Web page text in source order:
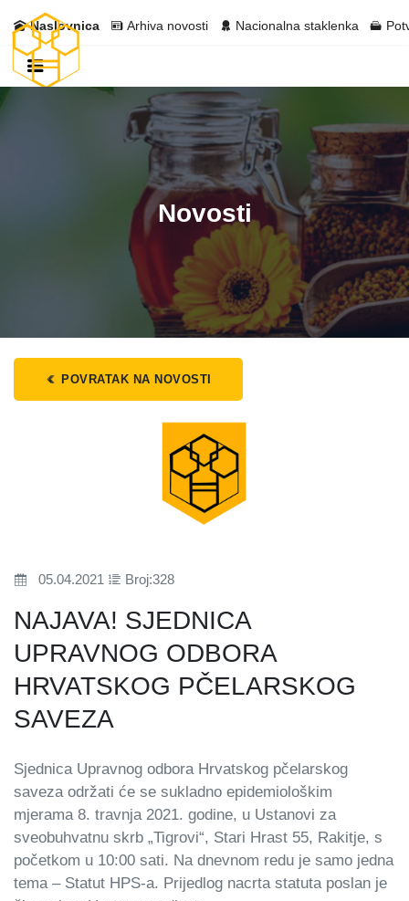
Naslovnica Arhiva novosti Nacionalna staklenka
Novosti
POVRATAK NA NOVOSTI
05.04.2021 Broj:328
NAJAVA! SJEDNICA
UPRAVNOG ODBORA
HRVATSKOG PČELARSKOG
SAVEZA
Sjednica Upravnog odbora Hrvatskog pčelarskog
saveza održati će se sukladno epidemiološkim
mjerama 8. travnja 2021. godine, u Ustanovi za
sveobuhvatnu skrb „Tigrovi“, Stari Hrast 55, Rakitje, s
početkom u 10:00 sati. Na dnevnom redu je samo jedna
tema – Statut HPS-a. Prijedlog nacrta statuta poslan je